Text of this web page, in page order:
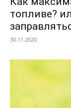
топливе?
30.11.2020